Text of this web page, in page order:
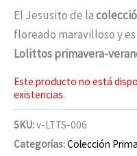
El Jesusito de la
floreado maravilloso y
Lolittos primavera-
Este producto no está
existencias.
SKU:v-LTTS-006
Categorías:Colección